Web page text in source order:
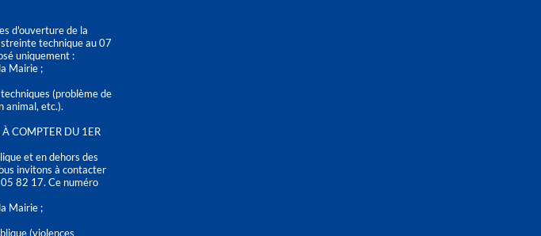
d'ouverture de la
technique au 07
uniquement :
Mairie ;
(problème de
animal, etc.).
COMPTER DU 1ER
et en dehors des
invitons à contacter
82 17. Ce numéro
Mairie ;
(violences